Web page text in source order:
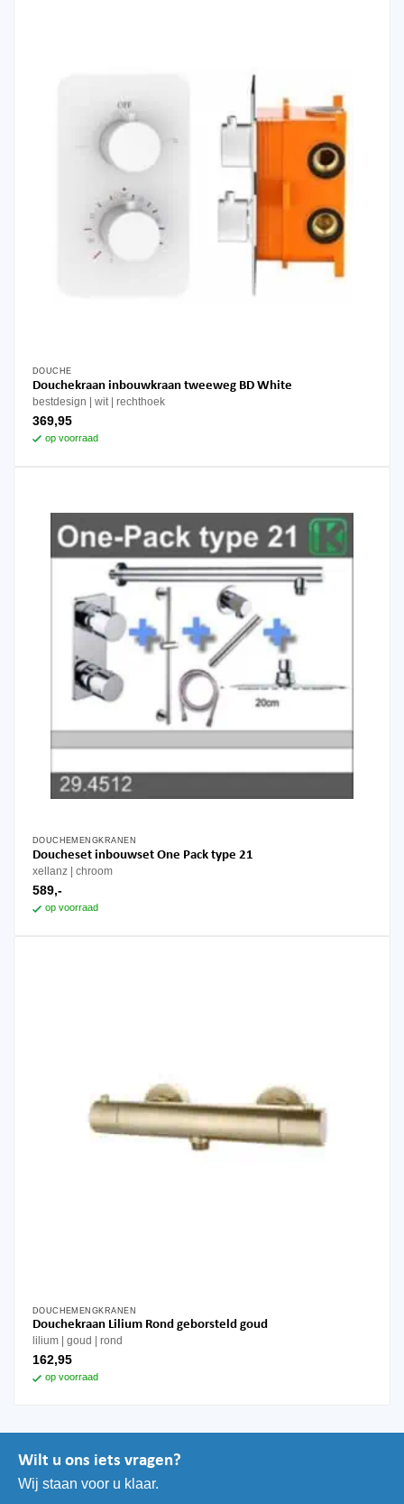
DOUCHE
Douchekraan inbouwkraan tweeweg BD White
bestdesign wit rechthoek
369,95
op voorraad
DOUCHEMENGKRANEN
Doucheset inbouwset One Pack type 21
xellanz chroom
589,-
op voorraad
DOUCHEMENGKRANEN
Douchekraan Lilium Rond geborsteld goud
lilium goud rond
162,95
op voorraad
Wilt u ons iets vragen?
Wij staan voor u klaar.